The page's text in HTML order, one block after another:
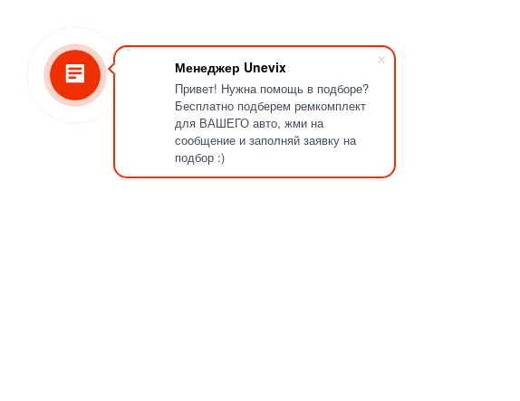
Менеджер Unevix
Привет! Нужна помощь в подборе?
Бесплатно подберем ремкомплект
для ВАШЕГО авто, жми на
сообщение и заполняй заявку на
подбор :)